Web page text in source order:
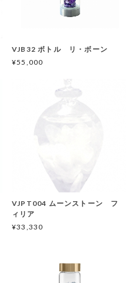
VJB32 ボトル リ・ボーン
¥55,000
VJPT004 ムーンストーン フ
ィリア
¥33,330